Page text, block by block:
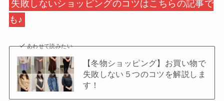
失敗しないショッピングのコツはこちらの記事で
も♪
あわせて読みたい
【冬物ショッピング】お買い物で
失敗しない５つのコツを解説しま
す！